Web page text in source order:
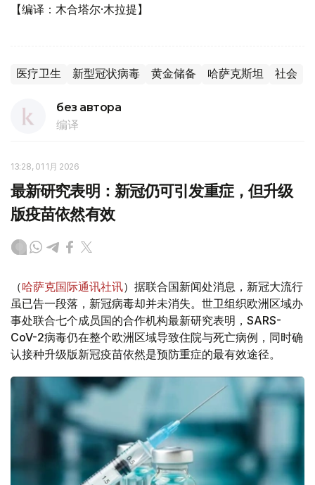
【编译：木合塔尔·木拉提】
医疗卫生 新型冠状病毒 黄金储备 哈萨克斯坦 社会
без автора
编译
13:28, 01 1月 2026
最新研究表明：新冠仍可引发重症，但升级
版疫苗依然有效
（哈萨克国际通讯社讯）据联合国新闻处消息，新冠大流行
虽已告一段落，新冠病毒却并未消失。世卫组织欧洲区域办
事处联合七个成员国的合作机构最新研究表明，SARS-
CoV-2病毒仍在整个欧洲区域导致住院与死亡病例，同时确
认接种升级版新冠疫苗依然是预防重症的最有效途径。